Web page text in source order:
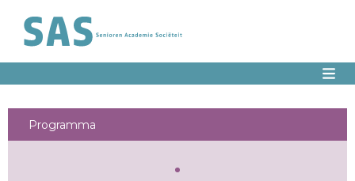
Programma